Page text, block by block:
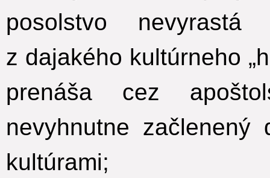
posolstvo nevyrastá
z dajakého kultúrneho
prenáša cez
nevyhnutne
kultúrami;